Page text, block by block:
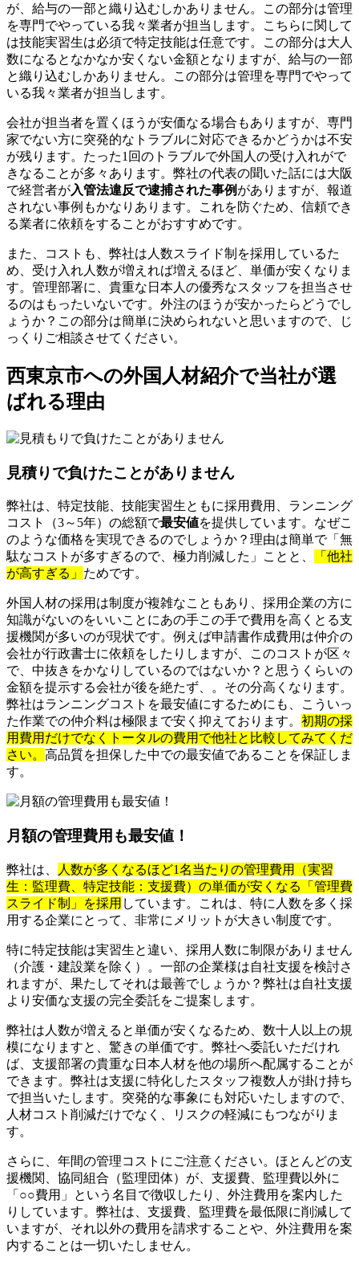
が、給与の一部と織り込むしかありません。この部分は管理
を専門でやっている我々業者が担当します。こちらに関して
は技能実習生は必須で特定技能は任意です。この部分は大人
数になるとなかなか安くない金額となりますが、給与の一部
と織り込むしかありません。この部分は管理を専門でやって
いる我々業者が担当します。
会社が担当者を置くほうが安価なる場合もありますが、専門
家でない方に突発的なトラブルに対応できるかどうかは不安
が残ります。たった1回のトラブルで外国人の受け入れがで
きなることが多々あります。弊社の代表の聞いた話には大阪
で経営者が入管法違反で逮捕された事例 がありますが、報道
されない事例もかなりあります。これを防ぐため、信頼でき
る業者に依頼をすることがおすすめです。
また、コストも、弊社は人数スライド制を採用しているた
め、受け入れ人数が増えれば増えるほど、単価が安くなりま
す。管理部署に、貴重な日本人の優秀なスタッフを担当させ
るのはもったいないです。外注のほうが安かったらどうでし
ょうか？この部分は簡単に決められないと思いますので、じ
っくりご相談させてください。
西東京市への外国人材紹介で当社が選
ばれる理由
見積りで負けたことがありません
弊社は、特定技能、技能実習生ともに採用費用、ランニング
コスト（3～5年）の総額で最安値を提供しています。なぜこ
のような価格を実現できるのでしょうか？理由は簡単で「無
駄なコストが多すぎるので、極力削減した」ことと、
「他社
が高すぎる」 ためです。
外国人材の採用は制度が複雑なこともあり、採用企業の方に
知識がないのをいいことにあの手この手で費用を高くとる支
援機関が多いのが現状です。例えば申請書作成費用は仲介の
会社が行政書士に依頼をしたりしますが、このコストが区々
で、中抜きをかなりしているのではないか？と思うくらいの
金額を提示する会社が後を絶たず、。その分高くなります。
弊社はランニングコストを最安値にするためにも、こういっ
た作業での仲介料は極限まで安く抑えております。 初期の採
用費用だけでなくトータルの費用で他社と比較してみてくだ
さい。 高品質を担保した中での最安値であることを保証しま
す。
月額の管理費用も最安値！
弊社は、
人数が多くなるほど1名当たりの管理費用（実習
生：監理費、特定技能：支援費）の単価が安くなる「管理費
スライド制」を採用 しています。これは、特に人数を多く採
用する企業にとって、非常にメリットが大きい制度です。
特に特定技能は実習生と違い、採用人数に制限がありません
（介護・建設業を除く）。一部の企業様は自社支援を検討さ
れますが、果たしてそれは最善でしょうか？弊社は自社支援
より安価な支援の完全委託をご提案します。
弊社は人数が増えると単価が安くなるため、数十人以上の規
模になりますと、驚きの単価です。弊社へ委託いただけれ
ば、支援部署の貴重な日本人材を他の場所へ配属することが
できます。弊社は支援に特化したスタッフ複数人が掛け持ち
で担当いたします。突発的な事象にも対応いたしますので、
人材コスト削減だけでなく、リスクの軽減にもつながりま
す。
さらに、年間の管理コストにご注意ください。ほとんどの支
援機関、協同組合（監理団体）が、支援費、監理費以外に
「○○費用」という名目で徴収したり、外注費用を案内した
りしています。弊社は、支援費、監理費を最低限に削減して
いますが、それ以外の費用を請求することや、外注費用を案
内することは一切いたしません。